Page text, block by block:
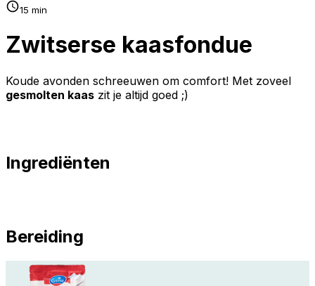
15 min
Zwitserse kaasfondue
Koude avonden schreeuwen om comfort! Met zoveel
gesmolten kaas zit je altijd goed ;)
Ingrediënten
Bereiding